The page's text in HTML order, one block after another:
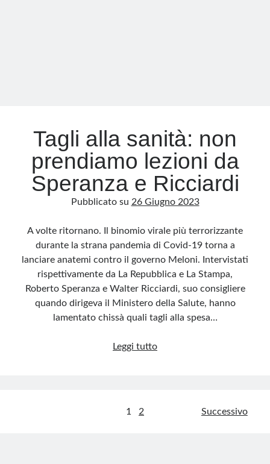
Tagli alla sanità: non
prendiamo lezioni da
Speranza e Ricciardi
Pubblicato su 26 Giugno 2023
A volte ritornano. Il binomio virale più terrorizzante
durante la strana pandemia di Covid-19 torna a
lanciare anatemi contro il governo Meloni. Intervistati
rispettivamente da La Repubblica e La Stampa,
Roberto Speranza e Walter Ricciardi, suo consigliere
quando dirigeva il Ministero della Salute, hanno
lamentato chissà quali tagli alla spesa…
Leggi tuttoTagli
1 2 Successivo